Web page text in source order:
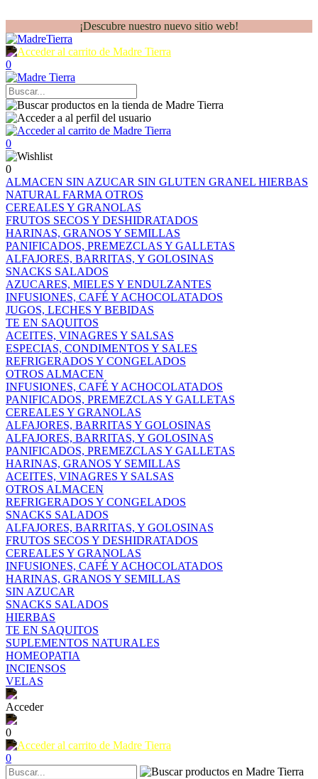
¡Descubre nuestro nuevo sitio web!
0
0
0
ALMACEN SIN AZUCAR SIN GLUTEN GRANEL HIERBAS
NATURAL FARMA OTROS
CEREALES Y GRANOLAS
FRUTOS SECOS Y DESHIDRATADOS
HARINAS, GRANOS Y SEMILLAS
PANIFICADOS, PREMEZCLAS Y GALLETAS
ALFAJORES, BARRITAS, Y GOLOSINAS
SNACKS SALADOS
AZUCARES, MIELES Y ENDULZANTES
INFUSIONES, CAFÉ Y ACHOCOLATADOS
JUGOS, LECHES Y BEBIDAS
TE EN SAQUITOS
ACEITES, VINAGRES Y SALSAS
ESPECIAS, CONDIMENTOS Y SALES
REFRIGERADOS Y CONGELADOS
OTROS ALMACEN
INFUSIONES, CAFÉ Y ACHOCOLATADOS
PANIFICADOS, PREMEZCLAS Y GALLETAS
CEREALES Y GRANOLAS
ALFAJORES, BARRITAS Y GOLOSINAS
ALFAJORES, BARRITAS, Y GOLOSINAS
PANIFICADOS, PREMEZCLAS Y GALLETAS
HARINAS, GRANOS Y SEMILLAS
ACEITES, VINAGRES Y SALSAS
OTROS ALMACEN
REFRIGERADOS Y CONGELADOS
SNACKS SALADOS
ALFAJORES, BARRITAS, Y GOLOSINAS
FRUTOS SECOS Y DESHIDRATADOS
CEREALES Y GRANOLAS
INFUSIONES, CAFÉ Y ACHOCOLATADOS
HARINAS, GRANOS Y SEMILLAS
SIN AZUCAR
SNACKS SALADOS
HIERBAS
TE EN SAQUITOS
SUPLEMENTOS NATURALES
HOMEOPATIA
INCIENSOS
VELAS
Acceder
0
0